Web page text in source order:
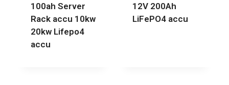
100ah Server
Rack accu 10kw
20kw Lifepo4
accu
12V 200Ah
LiFePO4 accu